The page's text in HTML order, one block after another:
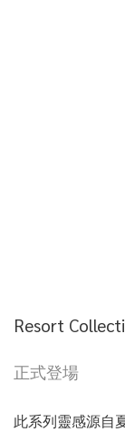
Resort
正式登場
此系列靈感源自